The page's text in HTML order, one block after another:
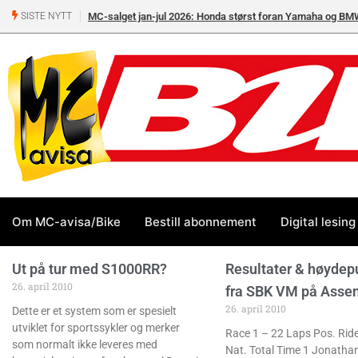
SISTE NYTT MC-salget jan-jul 2026: Honda størst foran Yamaha og
Om MC-avisa/Bike Bestill abonnement Digital lesing
Ut på tur med S1000RR?
26. april 2010
Dette er et system som er spesielt
utviklet for sportssykler og merker
som normalt ikke leveres med
Resultater &
fra SBK VM på
26. april 2010
Race 1 – 22 Laps Pos.
Nat. Total Time 1